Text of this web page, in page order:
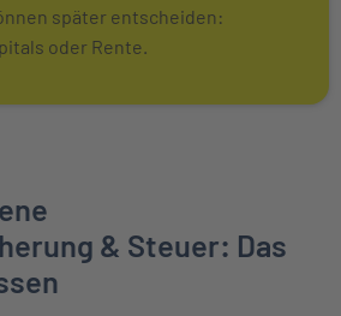
später entscheiden:
oder Rente.
& Steuer: Das